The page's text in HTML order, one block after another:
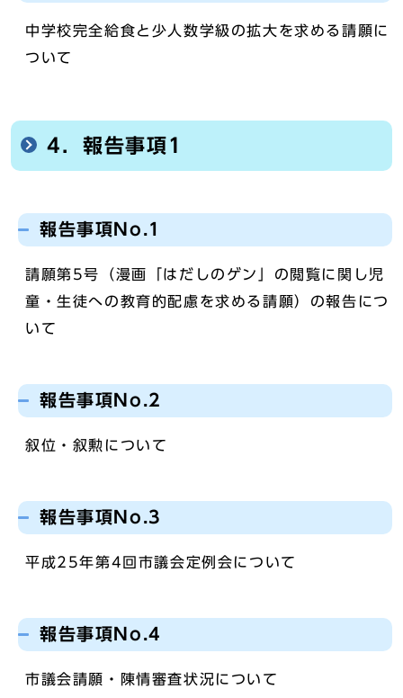
中学校完全給食と少人数学級の拡大を求める請願に
ついて
4．報告事項1
報告事項No.1
請願第5号（漫画「はだしのゲン」の閲覧に関し児
童・生徒への教育的配慮を求める請願）の報告につ
いて
報告事項No.2
叙位・叙勲について
報告事項No.3
平成25年第4回市議会定例会について
報告事項No.4
市議会請願・陳情審査状況について